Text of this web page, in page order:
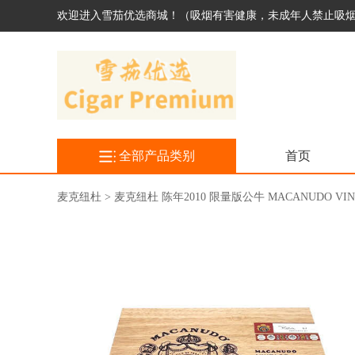
欢迎进入雪茄优选商城！（吸烟有害健康，未成年人禁止吸
全部产品类别 首页
麦克纽杜 > 麦克纽杜 陈年2010 限量版公牛 MACANUDO